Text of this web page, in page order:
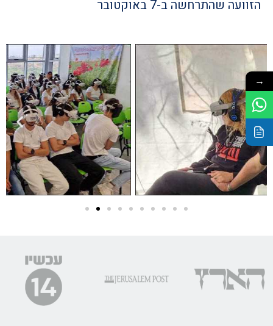
הזוועה שהתרחשה ב-7 באוקטובר
→